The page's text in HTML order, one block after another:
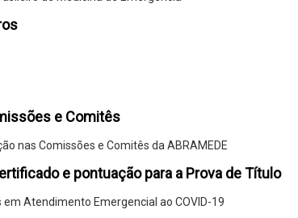
e Comitês
nas Comissões e Comitês da ABRAMEDE
e pontuação para a Prova de Título
Atendimento Emergencial ao COVID-19